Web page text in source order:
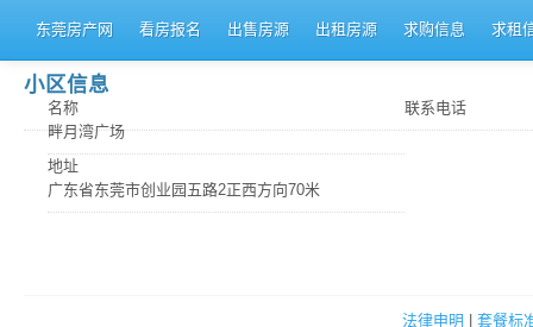
东莞房产网 看房报名 出售房源 出租房源 求购信息 求租
小区信息
名称
畔月湾广场
地址
广东省东莞市创业园五路2正西方向70米
联系电话
法律申明
套餐标